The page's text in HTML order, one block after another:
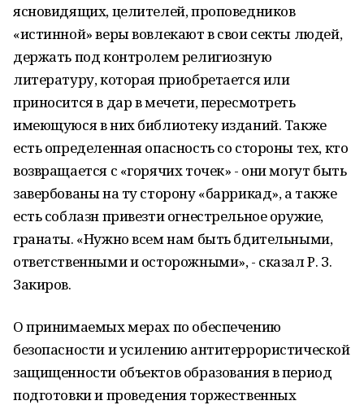
ясновидящих, целителей, проповедников
«истинной» веры вовлекают в свои секты людей,
держать под контролем религиозную
литературу, которая приобретается или
приносится в дар в мечети, пересмотреть
имеющуюся в них библиотеку изданий. Также
есть определенная опасность со стороны тех, кто
возвращается с «горячих точек» - они могут быть
завербованы на ту сторону «баррикад», а также
есть соблазн привезти огнестрельное оружие,
гранаты. «Нужно всем нам быть бдительными,
ответственными и осторожными», - сказал Р. З.
Закиров.
О принимаемых мерах по обеспечению
безопасности и усилению антитеррористической
защищенности объектов образования в период
подготовки и проведения торжественных